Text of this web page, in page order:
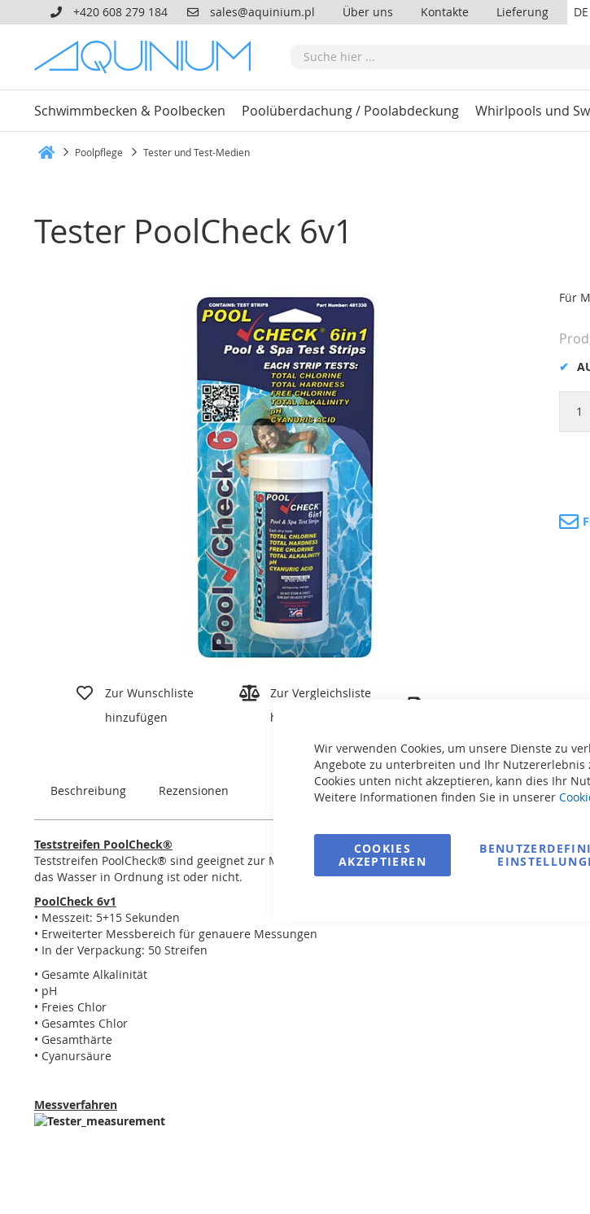
Wir verwenden Cookies, um unsere Dienste zu
Angebote zu unterbreiten und Ihr Nutzererlebnis
Cookies unten nicht akzeptieren, kann dies Ihr
Weitere Informationen finden Sie in unserer
COOKIES
AKZEPTIEREN
+420 608 279 184 sales@aquinium.pl Über uns Kontakte Lieferung DE
Schwimmbecken & Poolbecken Poolüberdachung / Poolabdeckung Whirlpools und
Poolpflege Tester und Test-Medien
Tester PoolCheck 6v1
Zur Wunschliste
hinzufügen
Zur Vergleichsliste
hinzufügen
Für
Beschreibung Rezensionen
Teststreifen PoolCheck®
Teststreifen PoolCheck® sind geeignet zur Messung der grundlegenden
das Wasser in Ordnung ist oder nicht.
PoolCheck 6v1
• Messzeit: 5+15 Sekunden
• Erweiterter Messbereich für genauere Messungen
• In der Verpackung: 50 Streifen
• Gesamte Alkalinität
• pH
• Freies Chlor
• Gesamtes Chlor
• Gesamthärte
• Cyanursäure
Messverfahren